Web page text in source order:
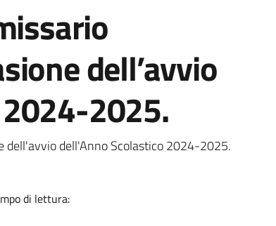
dell’avvio
2025.
dell'avvio dell'Anno Scolastico 2024-2025.
di lettura: